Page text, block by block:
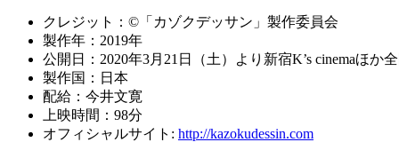
クレジット：©「カゾクデッサン」製作委員会
製作年：2019年
公開日：2020年3月21日（土）より新宿K’s cinemaほか
製作国：日本
配給：今井文寛
上映時間：98分
オフィシャルサイト: http://kazokudessin.com